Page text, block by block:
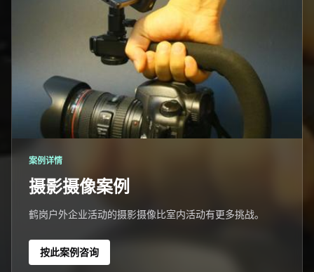
案例详情
摄影摄像案例
鹤岗户外企业活动的摄影摄像比室内活动有更多挑战。
按此案例咨询